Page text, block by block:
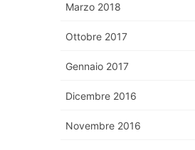
Marzo 2018
Ottobre 2017
Gennaio 2017
Dicembre 2016
Novembre 2016